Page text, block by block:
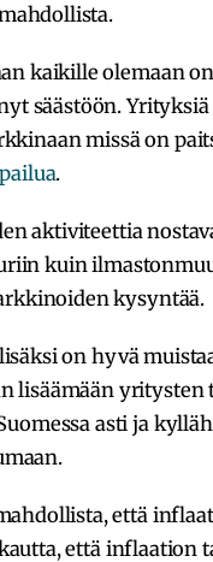
kaikille olemaan
säästöön.
missä on
.
aktiviteettia
kuin
kysyntää.
on hyvä
lisäämään
asti ja
että
että inflaation